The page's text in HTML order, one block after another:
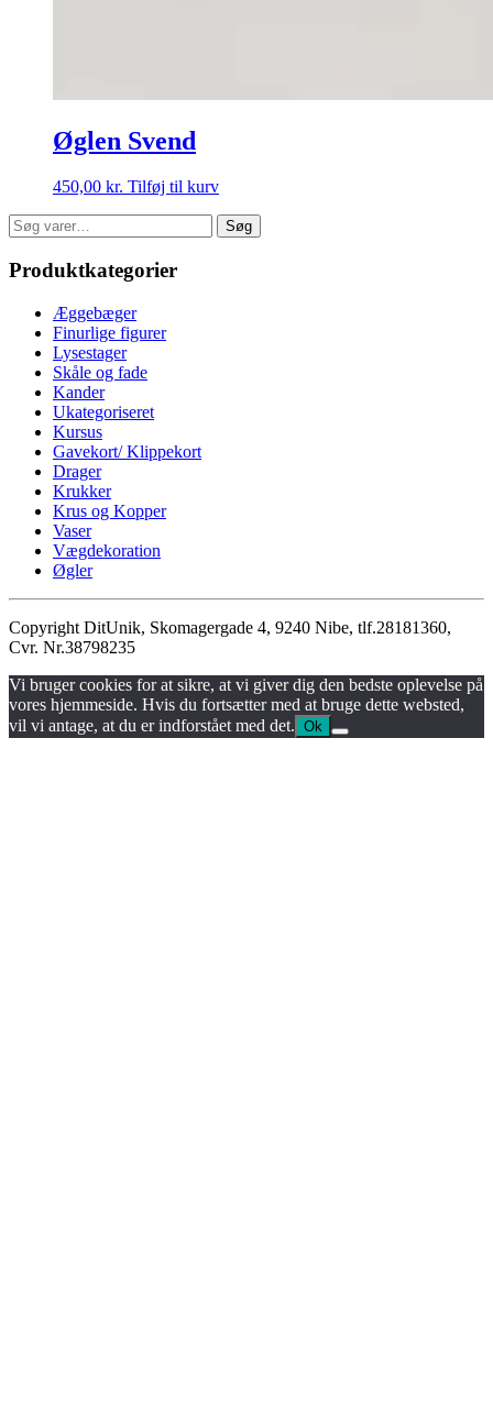
Øglen Svend
450,00 kr. Tilføj til kurv
Søg
efter:
Søg
Produktkategorier
Æggebæger
Finurlige figurer
Lysestager
Skåle og fade
Kander
Ukategoriseret
Kursus
Gavekort/ Klippekort
Drager
Krukker
Krus og Kopper
Vaser
Vægdekoration
Øgler
Copyright DitUnik, Skomagergade 4, 9240 Nibe, tlf.28181360,
Cvr. Nr.38798235
Vi bruger cookies for at sikre, at vi giver dig den bedste oplevelse på
vores hjemmeside. Hvis du fortsætter med at bruge dette websted,
vil vi antage, at du er indforstået med det. Ok